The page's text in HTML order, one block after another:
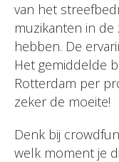
van het
muzikanten in de
hebben. De
Het gemiddelde
Rotterdam per
zeker de moeite!
Denk bij
welk moment je